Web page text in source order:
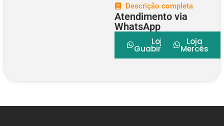
Descrição completa
Atendimento via
WhatsApp
Loja
Guabirotuba
Loja
Mercês